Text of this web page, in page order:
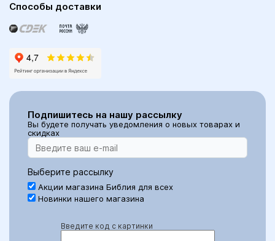
Способы доставки
Подпишитесь на нашу рассылку
Вы будете получать уведомления о новых товарах и
скидках
Выберите рассылку
Акции магазина Библия для всех
Новинки нашего магазина
Введите код с картинки